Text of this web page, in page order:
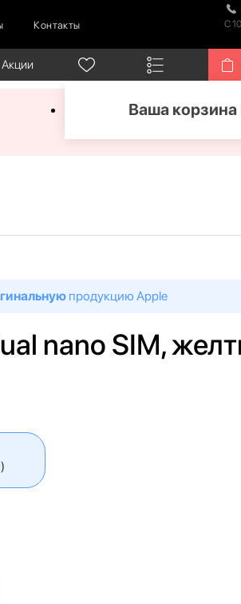
Контакты С
Акции
Ваша корзина
продукцию Apple
nano SIM,